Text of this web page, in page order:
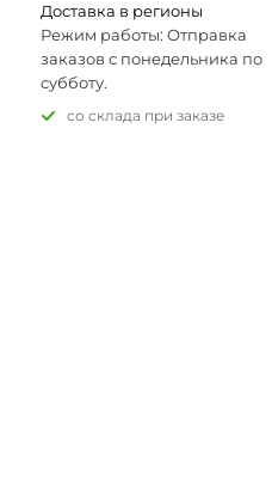
Доставка в регионы
Режим работы: Отправка
заказов с понедельника по
субботу.
Со склада при заказе